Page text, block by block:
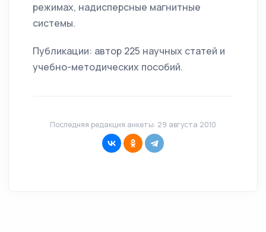
режимах, надисперсные магнитные
системы.
Публикации: автор 225 научных статей и
учебно-методических пособий.
Последняя редакция анкеты: 29 августа 2010